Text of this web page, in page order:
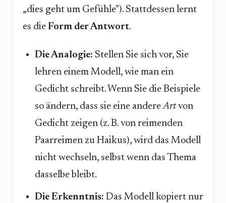
„dies geht um Gefühle"). Stattdessen lernt
es die Form der Antwort.
Die Analogie: Stellen Sie sich vor, Sie
lehren einem Modell, wie man ein
Gedicht schreibt. Wenn Sie die Beispiele
so ändern, dass sie eine andereArtvon
Gedicht zeigen (z. B. von reimenden
Paarreimen zu Haikus), wird das Modell
nicht wechseln, selbst wenn das Thema
dasselbe bleibt.
Die Erkenntnis: Das Modell kopiert nur